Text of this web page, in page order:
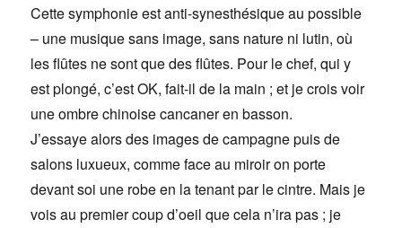
Cette symphonie est anti-synesthésique au possible
– une musique sans image, sans nature ni lutin, où
les flûtes ne sont que des flûtes. Pour le chef, qui y
est plongé, c’est OK, fait-il de la main ; et je crois voir
une ombre chinoise cancaner en basson.
J’essaye alors des images de campagne puis de
salons luxueux, comme face au miroir on porte
devant soi une robe en la tenant par le cintre. Mais je
vois au premier coup d’oeil que cela n’ira pas ; je